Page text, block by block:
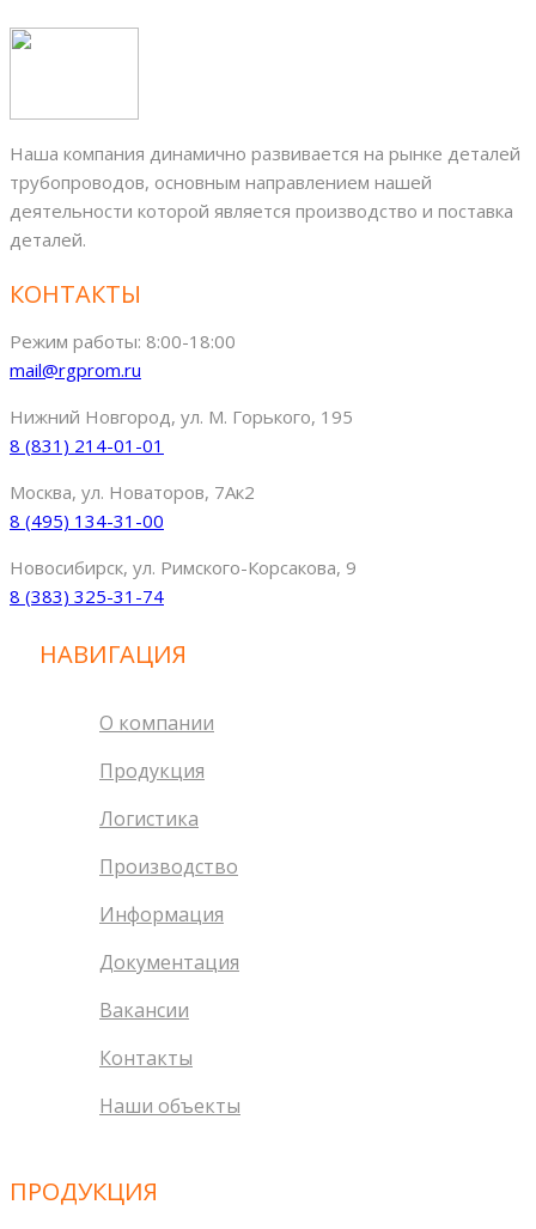
Наша компания динамично развивается на рынке деталей
трубопроводов, основным направлением нашей
деятельности которой является производство и поставка
деталей.
КОНТАКТЫ
Режим работы: 8:00-18:00
mail@rgprom.ru
Нижний Новгород, ул. М. Горького, 195
8 (831) 214-01-01
Москва, ул. Новаторов, 7Ак2
8 (495) 134-31-00
Новосибирск, ул. Римского-Корсакова, 9
8 (383) 325-31-74
НАВИГАЦИЯ
О компании
Продукция
Логистика
Производство
Информация
Документация
Вакансии
Контакты
Наши объекты
ПРОДУКЦИЯ